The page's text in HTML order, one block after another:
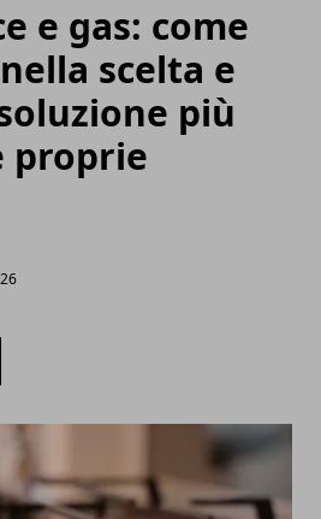
e gas: come
scelta e
più
proprie